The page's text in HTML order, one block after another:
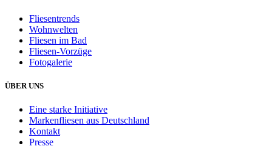
Fliesentrends
Wohnwelten
Fliesen im Bad
Fliesen-Vorzüge
Fotogalerie
ÜBER UNS
Eine starke Initiative
Markenfliesen aus Deutschland
Kontakt
Presse